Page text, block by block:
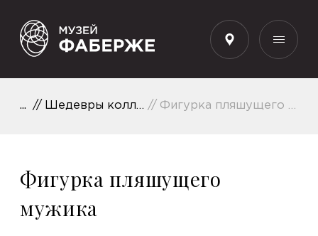
RU
Шедевры коллекции Фигурка пляшущего мужика
Фигурка пляшущего
мужика